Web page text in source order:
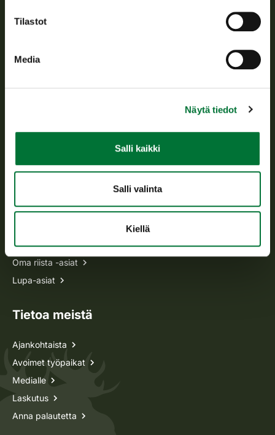
Tilastot
Media
Näytä tiedot
Salli kaikki
Salli valinta
Kiellä
toimeenpanosta sekä vastaa sille säädetyistä julkisista
hallintotehtävistä.
Asiakaspalvelu
p. 029 431 2001
Usein kysytyt kysymykset
Kaikki yhteystiedot
Metsästyskortti-asiat
Oma riista -asiat
Lupa-asiat
Tietoa meistä
Ajankohtaista
Avoimet työpaikat
Medialle
Laskutus
Anna palautetta